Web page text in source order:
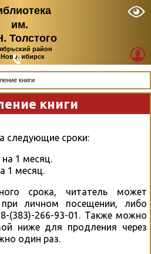
им.
Толстого
район
Новосибирск
книги
книги
следующие сроки:
1 месяц.
1 месяц.
срока, читатель может
при личном посещении, либо
(383)-266-93-01. Также можно
ниже для продления через
один раз.